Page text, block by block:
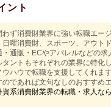
ント
わず消費財業界に強い転職エー
日曜消費財、スポーツ、アウト
・通販・ECやアパレルなどの求
タントもそれぞれの業界に特化
ウハウで転職を支援してくれま
のであれば文句なしのおすすめ
資系消費財業界の転職・求人な